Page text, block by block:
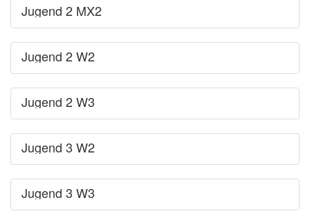
Jugend 2 MX2
Jugend 2 W2
Jugend 2 W3
Jugend 3 W2
Jugend 3 W3